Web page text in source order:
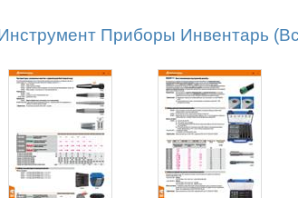
Приборы Инвентарь